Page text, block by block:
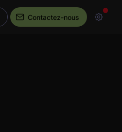
Contactez-nous